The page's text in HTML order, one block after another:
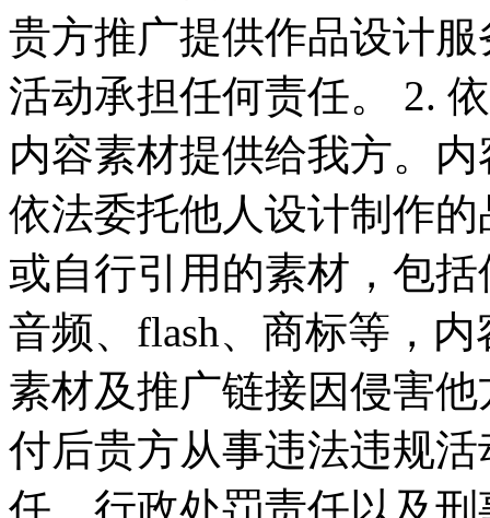
贵方推广提供作品设计
活动承担任何责任。 2.
内容素材提供给我方。
依法委托他人设计制作
或自行引用的素材，包
音频、flash、商标等，
素材及推广链接因侵害
付后贵方从事违法违规